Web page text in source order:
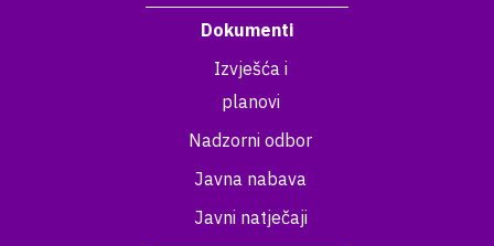
Dokumenti
Izvješća i
planovi
Nadzorni odbor
Javna nabava
Javni natječaji